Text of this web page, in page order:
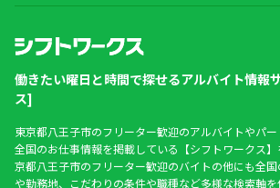
働きたい曜日と時間で探せるアルバイト情報
ス]
東京都八王子市のフリーター歓迎のアルバイトやパー
全国のお仕事情報を掲載している【シフトワークス
京都八王子市のフリーター歓迎のバイトの他にも全
や勤務地、こだわりの条件や職種など多様な検索軸